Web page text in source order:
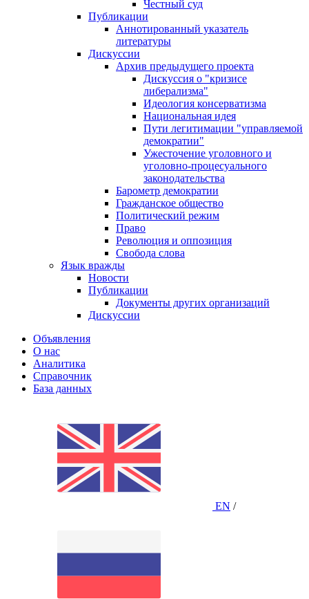
Честный суд
Публикации
Аннотированный указатель
литературы
Дискуссии
Архив предыдущего проекта
Дискуссия о "кризисе
либерализма"
Идеология консерватизма
Национальная идея
Пути легитимации "управляемой
демократии"
Ужесточение уголовного и
уголовно-процесуального
законодательства
Барометр демократии
Гражданское общество
Политический режим
Право
Революция и оппозиция
Свобода слова
Язык вражды
Новости
Публикации
Документы других организаций
Дискуссии
Объявления
О нас
Аналитика
Справочник
База данных
EN /